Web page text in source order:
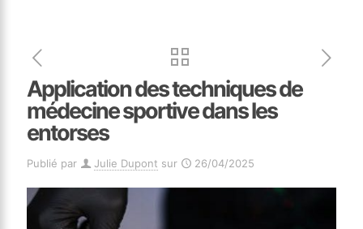
Application des techniques de
médecine sportive dans les
entorses
Publié par Julie Dupont sur 26/04/2025